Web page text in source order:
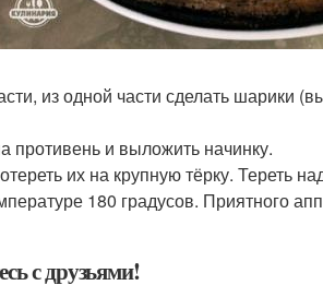
из одной части сделать шарики
противень и выложить начинку.
их на крупную тёрку. Тереть
180 градусов. Приятного
с друзьями!